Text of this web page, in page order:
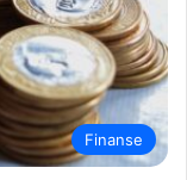
Finanse